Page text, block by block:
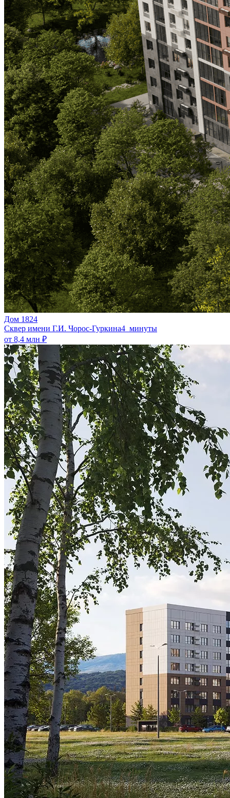
Дом 1824
Сквер имени Г.И. Чорос-Гуркина4 минуты
от 8,4 млн ₽